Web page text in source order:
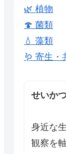
🌿 植物
🍄 菌類
💧 藻類
🪱 寄生・
せいか
身近な
観察を